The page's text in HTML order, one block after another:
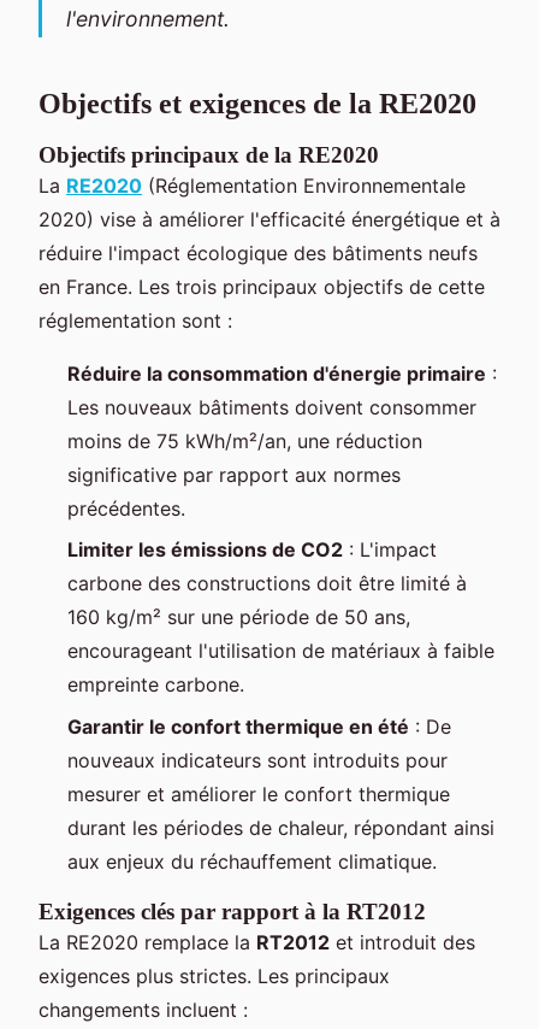
l'environnement.
Objectifs et exigences de la RE2020
Objectifs principaux de la RE2020
La RE2020 (Réglementation Environnementale
2020) vise à améliorer l'efficacité énergétique et à
réduire l'impact écologique des bâtiments neufs
en France. Les trois principaux objectifs de cette
réglementation sont :
Réduire la consommation d'énergie primaire :
Les nouveaux bâtiments doivent consommer
moins de 75 kWh/m²/an, une réduction
significative par rapport aux normes
précédentes.
Limiter les émissions de CO2 : L'impact
carbone des constructions doit être limité à
160 kg/m² sur une période de 50 ans,
encourageant l'utilisation de matériaux à faible
empreinte carbone.
Garantir le confort thermique en été : De
nouveaux indicateurs sont introduits pour
mesurer et améliorer le confort thermique
durant les périodes de chaleur, répondant ainsi
aux enjeux du réchauffement climatique.
Exigences clés par rapport à la RT2012
La RE2020 remplace la RT2012 et introduit des
exigences plus strictes. Les principaux
changements incluent :